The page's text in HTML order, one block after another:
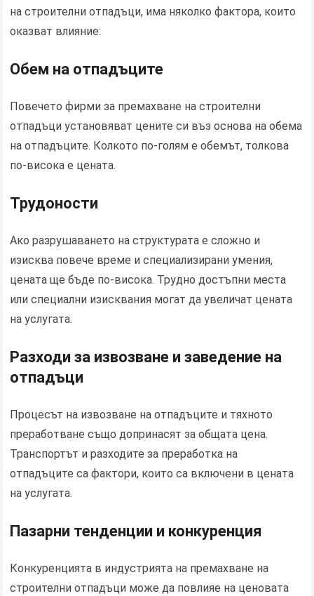
на строителни отпадъци, има няколко фактора, които
оказват влияние:
Обем на отпадъците
Повечето фирми за премахване на строителни
отпадъци установяват цените си въз основа на обема
на отпадъците. Колкото по-голям е обемът, толкова
по-висока е цената.
Трудоности
Ако разрушаването на структурата е сложно и
изисква повече време и специализирани умения,
цената ще бъде по-висока. Трудно достъпни места
или специални изисквания могат да увеличат цената
на услугата.
Разходи за извозване и заведение на
отпадъци
Процесът на извозване на отпадъците и тяхното
преработване също допринасят за общата цена.
Транспортът и разходите за преработка на
отпадъците са фактори, които са включени в цената
на услугата.
Пазарни тенденции и конкуренция
Конкуренцията в индустрията на премахване на
строителни отпадъци може да повлияе на ценовата